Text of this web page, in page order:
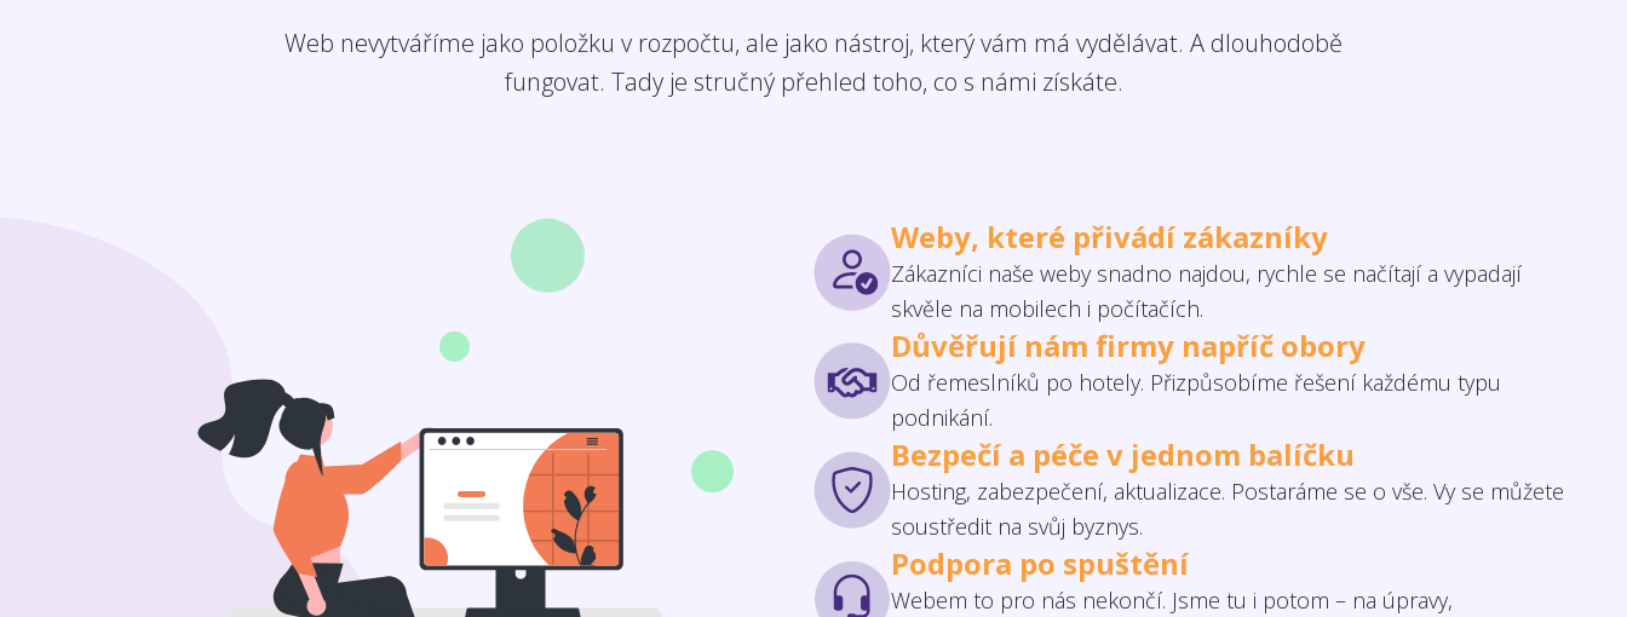
Web nevytváříme jako položku v rozpočtu, ale jako nástroj, který vám má vydělávat. A dlouhodobě
fungovat. Tady je stručný přehled toho, co s námi získáte.
Weby, které přivádí zákazníky
Zákazníci naše weby snadno najdou, rychle se načítají a vypadají
skvěle na mobilech i počítačích.
Důvěřují nám firmy napříč obory
Od řemeslníků po hotely. Přizpůsobíme řešení každému typu
podnikání.
Bezpečí a péče v jednom balíčku
Hosting, zabezpečení, aktualizace. Postaráme se o vše. Vy se můžete
soustředit na svůj byznys.
Podpora po spuštění
Webem to pro nás nekončí. Jsme tu i potom – na úpravy,